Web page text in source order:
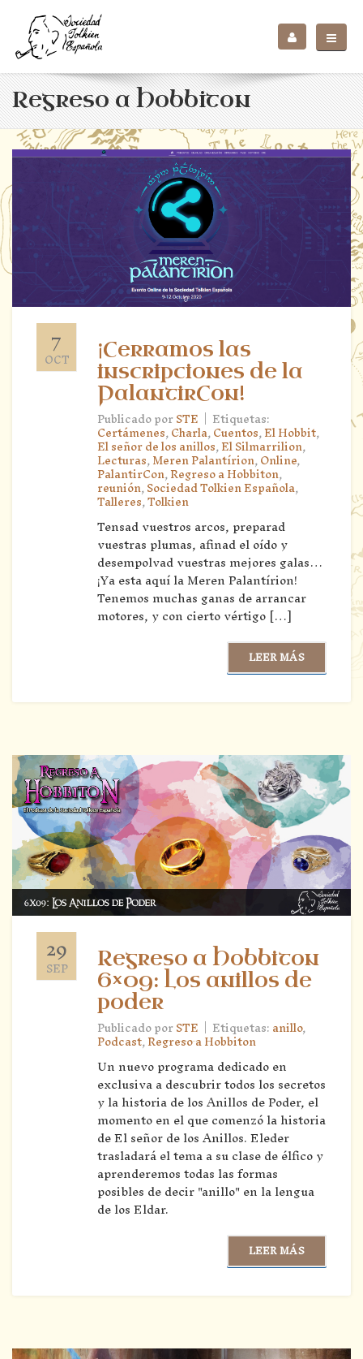
Regreso a Hobbiton
7
OCT
¡Cerramos las
inscripciones de la
PalantirCon!
Publicado porSTE | Etiquetas:
Certámenes,Charla,Cuentos,El Hobbit,
El señor de los anillos,El Silmarrilion,
Lecturas,Meren Palantírion,Online,
PalantirCon,Regreso a Hobbiton,
reunión,Sociedad Tolkien Española,
Talleres,Tolkien
Tensad vuestros arcos, preparad
vuestras plumas, afinad el oído y
desempolvad vuestras mejores galas…
¡Ya esta aquí la Meren Palantírion!
Tenemos muchas ganas de arrancar
motores, y con cierto vértigo […]
LEER MÁS
29
SEP
Regreso a Hobbiton
6×09: Los anillos de
poder
Publicado porSTE | Etiquetas:anillo,
Podcast,Regreso a Hobbiton
Un nuevo programa dedicado en
exclusiva a descubrir todos los secretos
y la historia de los Anillos de Poder, el
momento en el que comenzó la historia
de El señor de los Anillos. Eleder
trasladará el tema a su clase de élfico y
aprenderemos todas las formas
posibles de decir "anillo" en la lengua
de los Eldar.
LEER MÁS